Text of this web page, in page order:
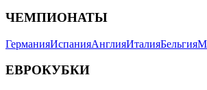
ЧЕМПИОНАТЫ
ГерманияИспанияАнглияИталияБельгия
ЕВРОКУБКИ